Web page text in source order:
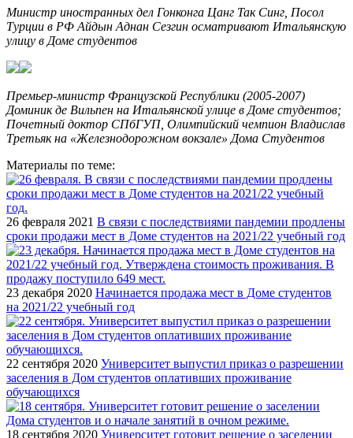
Министр иностранных дел Гонконга Цанг Так Синг, Посол
Турции в РФ Айдын Аднан Сезгин осматривают Итальянскую
улицу в Доме студентов
Премьер-министр Французской Республики (2005-2007)
Доминик де Вильпен на Итальянской улице в Доме студентов;
Почетный доктор СПбГУП, Олимпийский чемпион Владислав
Третьяк на «Железнодорожном вокзале» Дома Студентов
Материалы по теме:
26 февраля 2021 В связи с последствиями пандемии продлены
сроки продажи мест в Доме студентов на 2021/22 учебный год
23 декабря 2020 Начинается продажа мест в Доме студентов
на 2021/22 учебный год
22 сентября 2020 Университет выпустил приказ о разрешении
заселения в Дом студентов оплативших проживание
обучающихся
18 сентября 2020 Университет готовит решение о заселении